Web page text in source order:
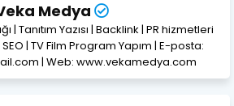
Medya
| Tanıtım Yazısı | Backlink | PR hizmetleri
| TV Film Program Yapım | E-posta:
| Web: www.vekamedya.com